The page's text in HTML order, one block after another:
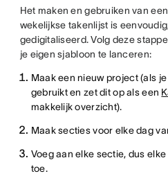
Het maken en gebruiken van
wekelijkse takenlijst is
gedigitaliseerd. Volg deze
je eigen sjabloon te lanceren:
Maak een nieuw project (als
gebruikt en zet dit op als een
makkelijk overzicht).
Maak secties voor elke dag
Voeg aan elke sectie, dus
toe.